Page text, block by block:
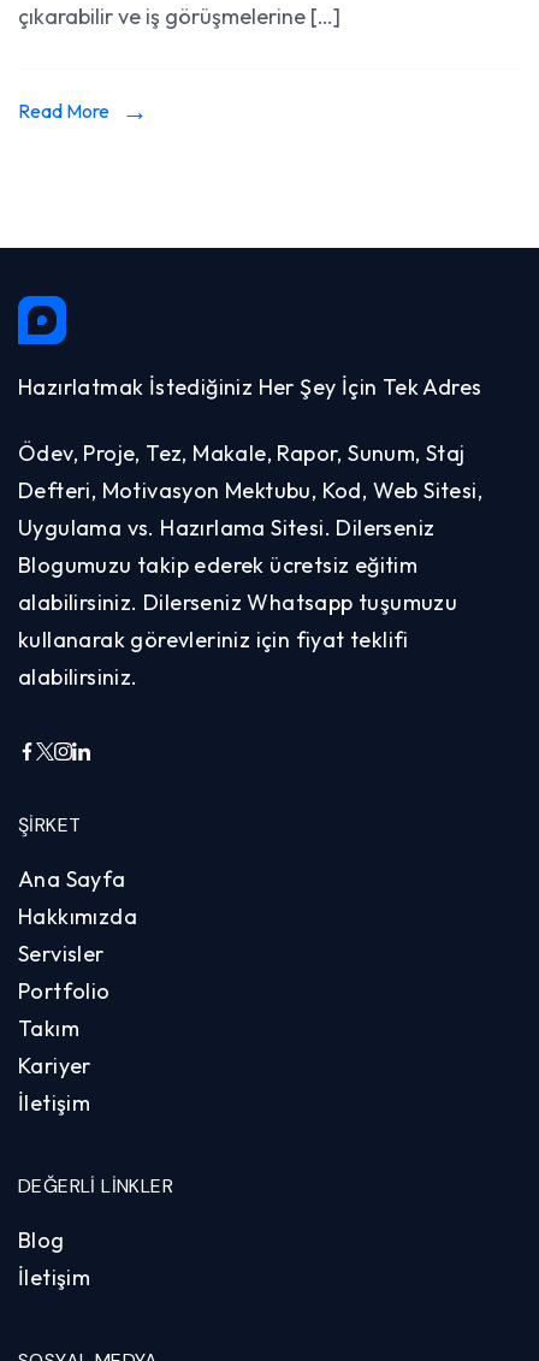
çıkarabilir ve iş görüşmelerine […]
Read More
Hazırlatmak İstediğiniz Her Şey İçin Tek Adres
Ödev, Proje, Tez, Makale, Rapor, Sunum, Staj
Defteri, Motivasyon Mektubu, Kod, Web Sitesi,
Uygulama vs. Hazırlama Sitesi. Dilerseniz
Blogumuzu takip ederek ücretsiz eğitim
alabilirsiniz. Dilerseniz Whatsapp tuşumuzu
kullanarak görevleriniz için fiyat teklifi
alabilirsiniz.
ŞIRKET
Ana Sayfa
Hakkımızda
Servisler
Portfolio
Takım
Kariyer
İletişim
DEĞERLI LINKLER
Blog
İletişim